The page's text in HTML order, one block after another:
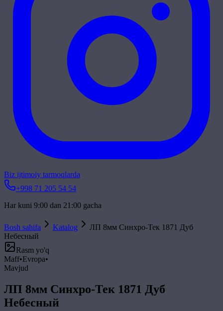
Biz ijtimoiy tarmoqlarda
+998 71 205 54 54
Har kuni 9:00 dan 21:00 gacha
Bosh sahifa Katalog
ЛП 8мм Синхро-Тек 1871 Дуб
Небесный
Rasm yo'q
Maff•Evropa•
Mavjud
ЛП 8мм Синхро-Тек 1871 Дуб
Небесный